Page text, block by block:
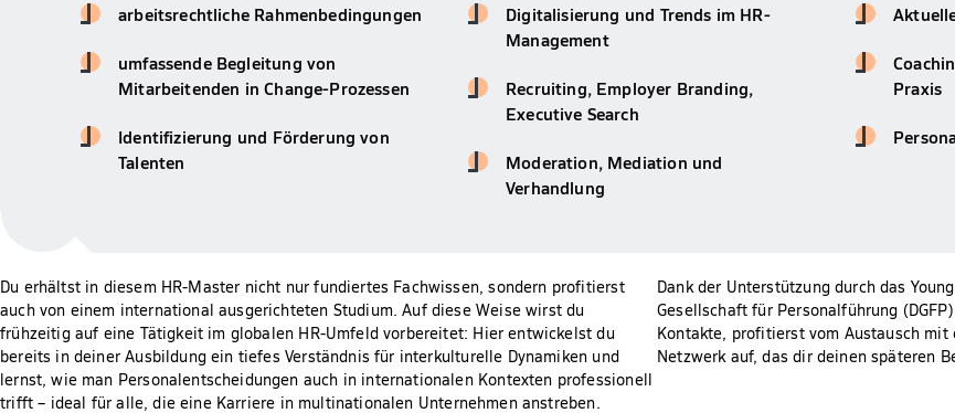
arbeitsrechtliche Rahmenbedingungen
umfassende Begleitung von
Mitarbeitenden in Change-Prozessen
Identifizierung und Förderung von
Talenten
Digitalisierung und Trends im HR-
Management
Recruiting, Employer Branding,
Executive Search
Moderation, Mediation und
Verhandlung
Praxis
Du erhältst in diesem HR-Master nicht nur fundiertes Fachwissen, sondern profitierst
auch von einem international ausgerichteten Studium. Auf diese Weise wirst du
frühzeitig auf eine Tätigkeit im globalen HR-Umfeld vorbereitet: Hier entwickelst du
bereits in deiner Ausbildung ein tiefes Verständnis für interkulturelle Dynamiken und
lernst, wie man Personalentscheidungen auch in internationalen Kontexten professionell
trifft – ideal für alle, die eine Karriere in multinationalen Unternehmen anstreben.
Dank der Unterstützung durch das
Gesellschaft für Personalführung
Kontakte, profitierst vom Austausch
Netzwerk auf, das dir deinen späteren